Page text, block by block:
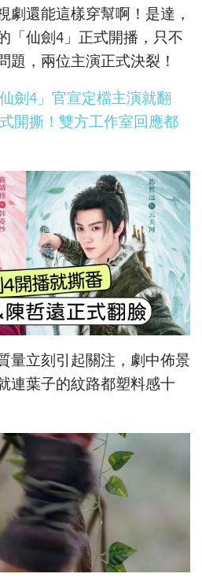
劇還能這樣穿幫啊！是達，
「仙劍4」正式開播，只不
題，兩位主演正式決裂！
劍4」官宣定檔主演就翻
開撕！雙方工作室回應都
量立刻引起關注，劇中佈景
連葉子的紋路都塑料感十